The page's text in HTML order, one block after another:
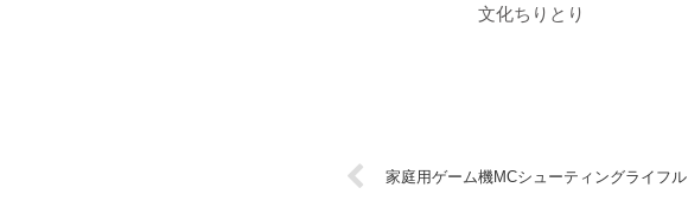
文化ちりとり
家庭用ゲーム機MCシューティングライフル